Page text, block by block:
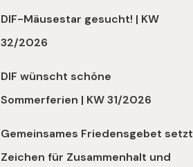
DIF-Mäusestar gesucht! | KW
32/2026
DIF wünscht schöne
Sommerferien | KW 31/2026
Gemeinsames Friedensgebet setzt
Zeichen für Zusammenhalt und